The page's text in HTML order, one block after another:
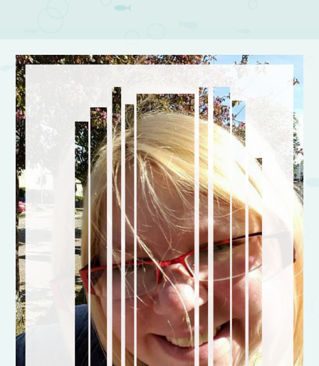
Post navigation